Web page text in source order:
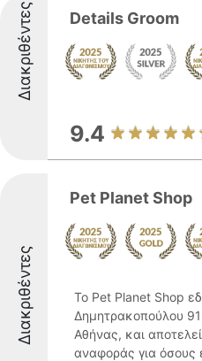
Διακριθέντες Details Groom
9.4
Διακριθέντες
Pet Planet Shop
Το Pet Planet Shop
Δημητρακοπούλου
Αθήνας, και
αναφοράς για όσους